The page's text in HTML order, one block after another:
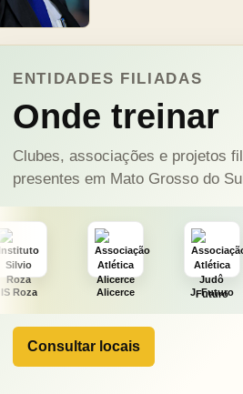
ENTIDADES FILIADAS
Onde treinar
Clubes, associações e projetos
presentes em Mato Grosso do
Alicerce J. Futuro AAJNG
Consultar locais